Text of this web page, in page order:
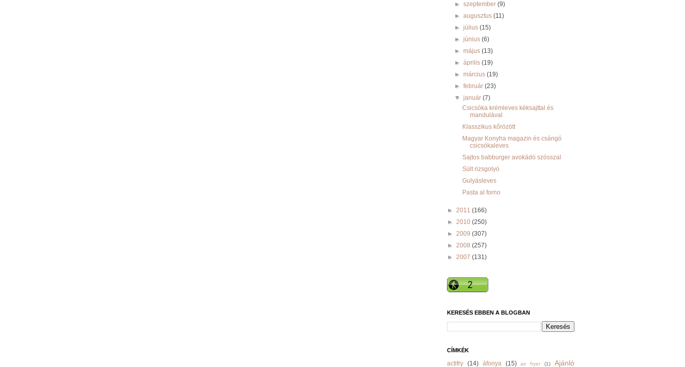
►szeptember(9)
►augusztus(11)
►július(15)
►június(6)
►május(13)
►április(19)
►március(19)
►február(23)
▼január(7)
Csicsóka krémleves kéksajttal és
mandulával
Klasszikus kőrözött
Magyar Konyha magazin és csángó
csicsókaleves
Sajtos babburger avokádó szósszal
Sült rizsgolyó
Gulyásleves
Pasta al forno
► 2011 (166)
► 2010 (250)
► 2009 (307)
► 2008 (257)
► 2007 (131)
KERESÉS EBBEN A BLOGBAN
CÍMKÉK
actifry (14) áfonya (15) air fryer (1)
Ajánló